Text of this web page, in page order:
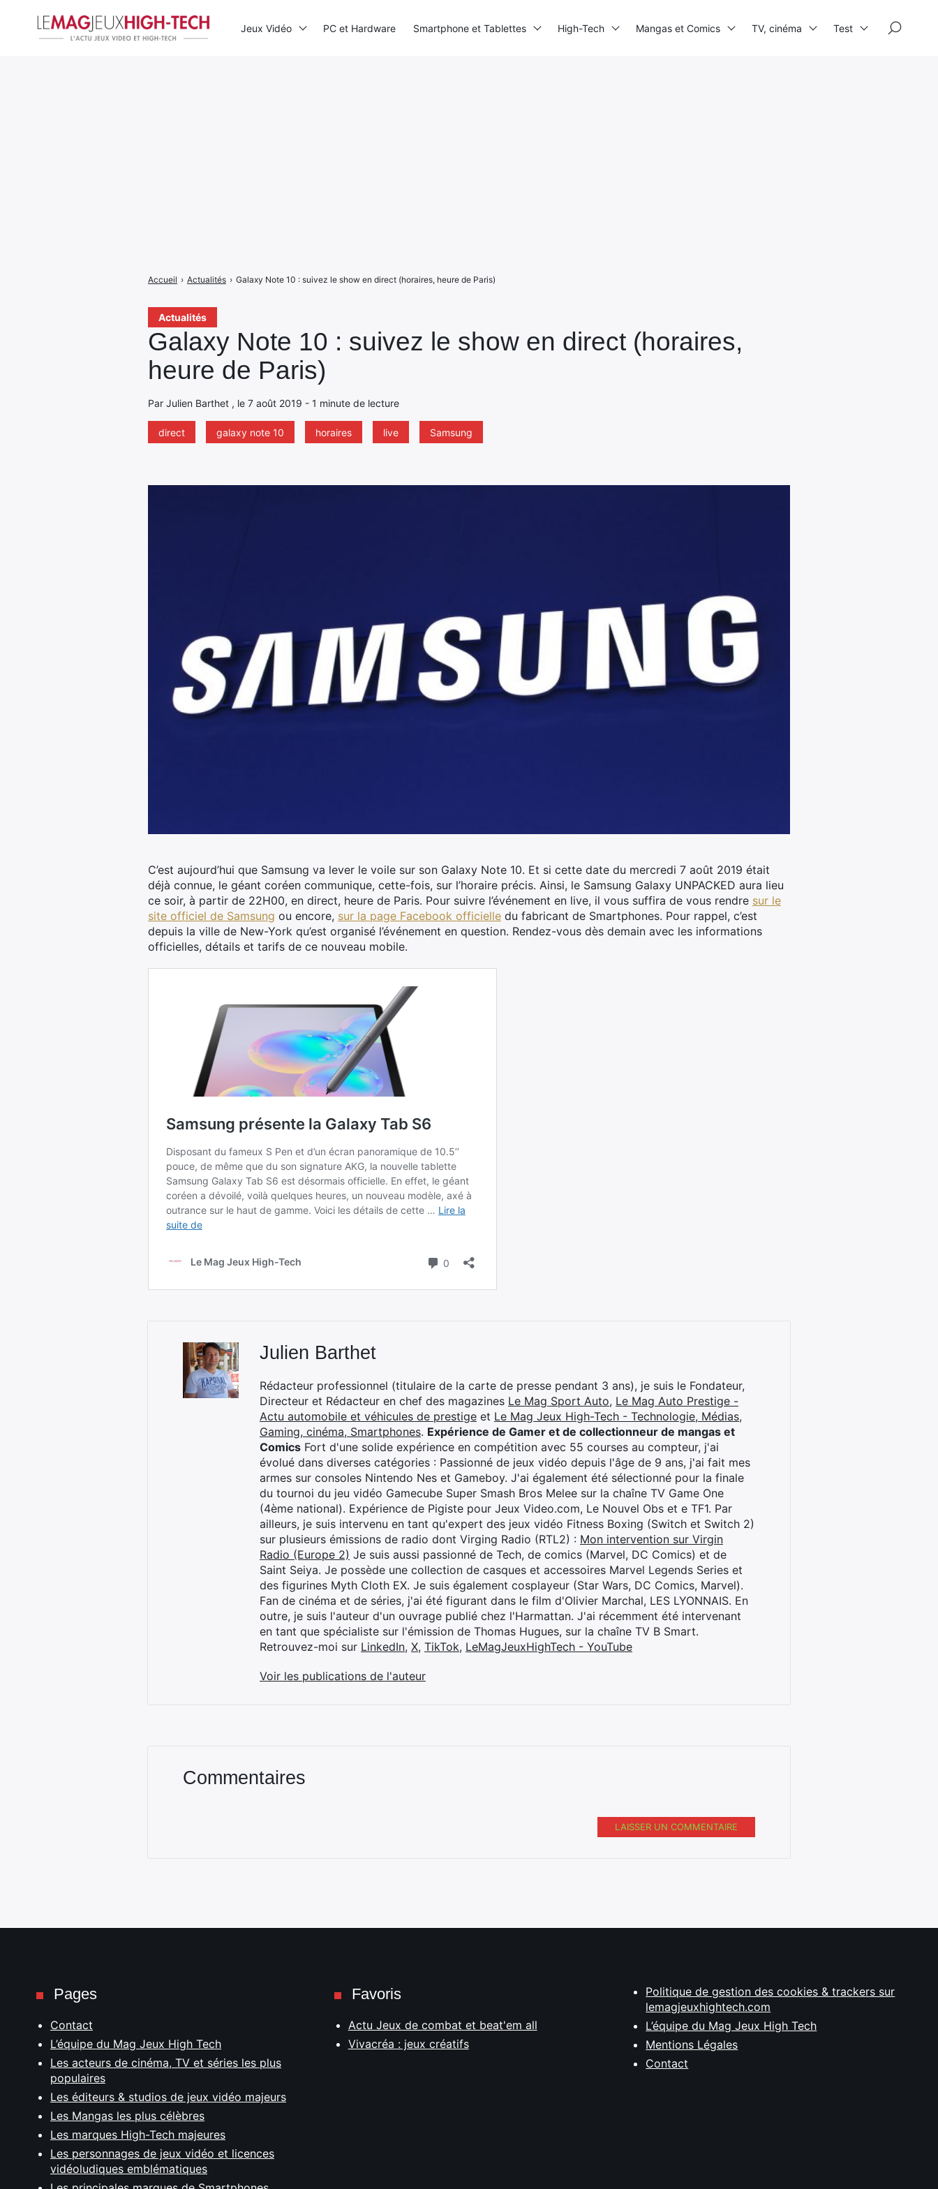
Actualités
Galaxy Note 10 : suivez le show en direct (horaires,
heure de Paris)
Par Julien Barthet , le 7 août 2019 - 1 minute de lecture
direct galaxy note 10 horaires live Samsung
Accueil › Actualités › Galaxy Note 10 : suivez le show en direct (horaires, heure de Paris)
C’est aujourd’hui que Samsung va lever le voile sur son Galaxy Note 10. Et si cette date du mercredi 7 août 2019 était
déjà connue, le géant coréen communique, cette-fois, sur l’horaire précis. Ainsi, le Samsung Galaxy UNPACKED aura lieu
ce soir, à partir de 22H00, en direct, heure de Paris. Pour suivre l’événement en live, il vous suffira de vous rendre sur le
site officiel de Samsung ou encore, sur la page Facebook officielle du fabricant de Smartphones. Pour rappel, c’est
depuis la ville de New-York qu’est organisé l’événement en question. Rendez-vous dès demain avec les informations
officielles, détails et tarifs de ce nouveau mobile.
Julien Barthet
Rédacteur professionnel (titulaire de la carte de presse pendant 3 ans), je suis le Fondateur,
Directeur et Rédacteur en chef des magazines Le Mag Sport Auto, Le Mag Auto Prestige -
Actu automobile et véhicules de prestige et Le Mag Jeux High-Tech - Technologie, Médias,
Gaming, cinéma, Smartphones. Expérience de Gamer et de collectionneur de mangas et
Comics Fort d'une solide expérience en compétition avec 55 courses au compteur, j'ai
évolué dans diverses catégories : Passionné de jeux vidéo depuis l'âge de 9 ans, j'ai fait mes
armes sur consoles Nintendo Nes et Gameboy. J'ai également été sélectionné pour la finale
du tournoi du jeu vidéo Gamecube Super Smash Bros Melee sur la chaîne TV Game One
(4ème national). Expérience de Pigiste pour Jeux Video.com, Le Nouvel Obs et e TF1. Par
ailleurs, je suis intervenu en tant qu'expert des jeux vidéo Fitness Boxing (Switch et Switch 2)
sur plusieurs émissions de radio dont Virging Radio (RTL2) : Mon intervention sur Virgin
Radio (Europe 2) Je suis aussi passionné de Tech, de comics (Marvel, DC Comics) et de
Saint Seiya. Je possède une collection de casques et accessoires Marvel Legends Series et
des figurines Myth Cloth EX. Je suis également cosplayeur (Star Wars, DC Comics, Marvel).
Fan de cinéma et de séries, j'ai été figurant dans le film d'Olivier Marchal, LES LYONNAIS. En
outre, je suis l'auteur d'un ouvrage publié chez l'Harmattan. J'ai récemment été intervenant
en tant que spécialiste sur l'émission de Thomas Hugues, sur la chaîne TV B Smart.
Retrouvez-moi sur LinkedIn, X, TikTok, LeMagJeuxHighTech - YouTube
Voir les publications de l'auteur
Commentaires
LAISSER UN COMMENTAIRE
Jeux Vidéo PC et Hardware Smartphone et Tablettes High-Tech Mangas et Comics TV, cinéma Test
Pages
Contact
L’équipe du Mag Jeux High Tech
Les acteurs de cinéma, TV et séries les plus
populaires
Les éditeurs & studios de jeux vidéo majeurs
Les Mangas les plus célèbres
Les marques High-Tech majeures
Les personnages de jeux vidéo et licences
vidéoludiques emblématiques
Favoris
Actu Jeux de combat et beat'em all
Vivacréa : jeux créatifs
Politique de gestion des cookies & trackers sur
lemagjeuxhightech.com
L’équipe du Mag Jeux High Tech
Mentions Légales
Contact